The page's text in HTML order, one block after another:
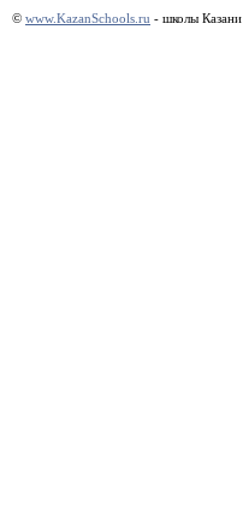
© www.KazanSchools.ru - школы Казани